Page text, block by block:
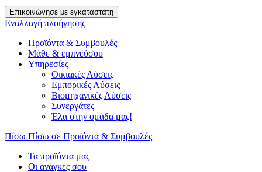
Επικοινώνησε με εγκαταστάτη
Εναλλαγή πλοήγησης
Προϊόντα & Συμβουλές
Μάθε & εμπνεύσου
Υπηρεσίες
Οικιακές Λύσεις
Εμπορικές Λύσεις
Βιομηχανικές Λύσεις
Συνεργάτες
Έλα στην ομάδα μας!
Πίσω Πίσω σε Προϊόντα & Συμβουλές
Τα προϊόντα μας
Οι ανάγκες σου